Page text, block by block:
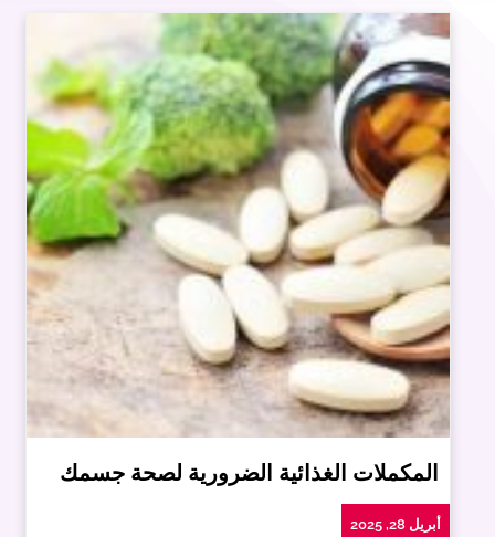
المكملات الغذائية الضرورية لصحة جسمك
أبريل 28, 2025